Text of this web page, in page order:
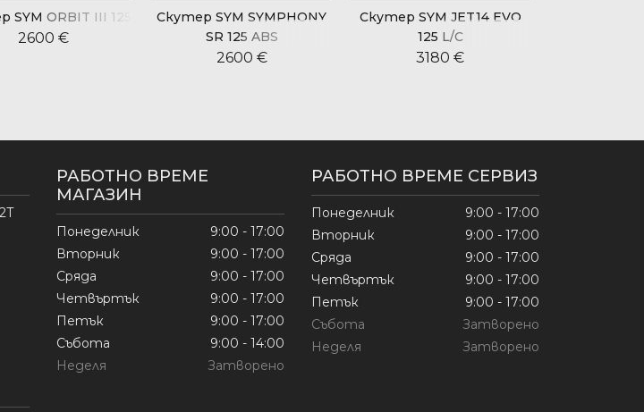
SYM ORBIT III 125
2600 €
Скутер SYM SYMPHONY
SR 125 ABS
2600 €
Скутер SYM JET14 EVO
125 L/C
3180 €
РАБОТНО ВРЕМЕ
МАГАЗИН
Понеделник
9:00 - 17:00
Вторник
9:00 - 17:00
Сряда
9:00 - 17:00
Четвъртък
9:00 - 17:00
Петък
9:00 - 17:00
Събота
9:00 - 14:00
Неделя
Затворено
РАБОТНО ВРЕМЕ СЕРВИЗ
Понеделник
9:00 - 17:00
Вторник
9:00 - 17:00
Сряда
9:00 - 17:00
Четвъртък
9:00 - 17:00
Петък
9:00 - 17:00
Събота
Затворено
Неделя
Затворено